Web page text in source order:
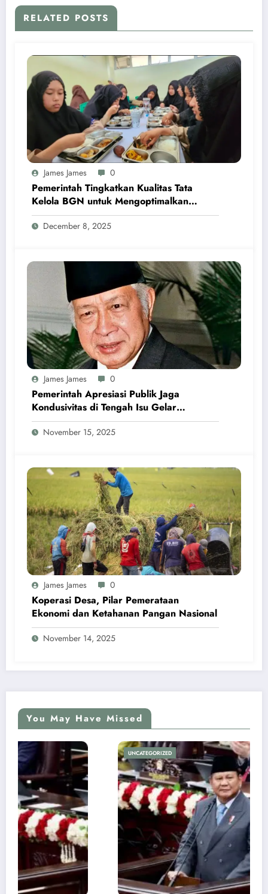
RELATED POSTS
James James 0
Pemerintah Tingkatkan Kualitas Tata
Kelola BGN untuk Mengoptimalkan
Program MBG
December 8, 2025
James James 0
Pemerintah Apresiasi Publik Jaga
Kondusivitas di Tengah Isu Gelar
Pahlawan Soeharto
November 15, 2025
James James 0
Koperasi Desa, Pilar Pemerataan
Ekonomi dan Ketahanan Pangan Nasional
November 14, 2025
You May Have Missed
UNCATEGORIZED